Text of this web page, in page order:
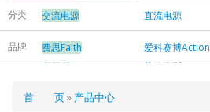
分类 交流电源
直流电源
电子负载
万用表
品牌 费思Faith
爱科赛博Action
中茂Chroma
艾德克斯ITECH
科威尔Kewell
面
首 页 产品中心